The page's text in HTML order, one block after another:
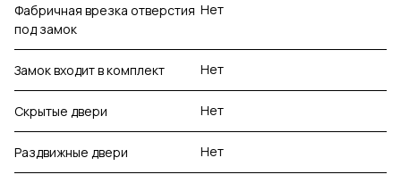
Фабричная врезка отверстия
под замок
Нет
Замок входит в комплект Нет
Скрытые двери Нет
Раздвижные двери Нет